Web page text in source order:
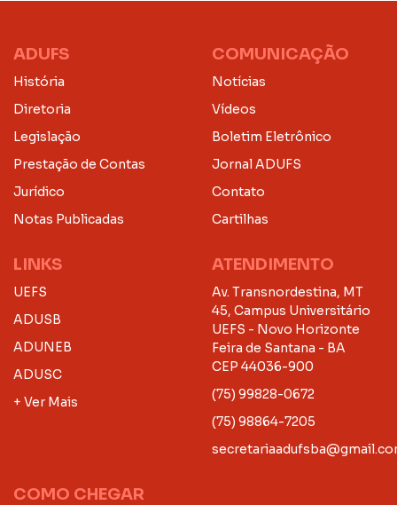
ADUFS
História
Diretoria
Legislação
Prestação de Contas
Jurídico
Notas Publicadas
COMUNICAÇÃO
Notícias
Vídeos
Boletim Eletrônico
Jornal ADUFS
Contato
Cartilhas
LINKS
UEFS
ADUSB
ADUNEB
ADUSC
+ Ver Mais
COMO CHEGAR
ATENDIMENTO
Av. Transnordestina, MT
45, Campus Universitário
UEFS - Novo Horizonte
Feira de Santana - BA
CEP 44036-900
(75) 99828-0672
(75) 98864-7205